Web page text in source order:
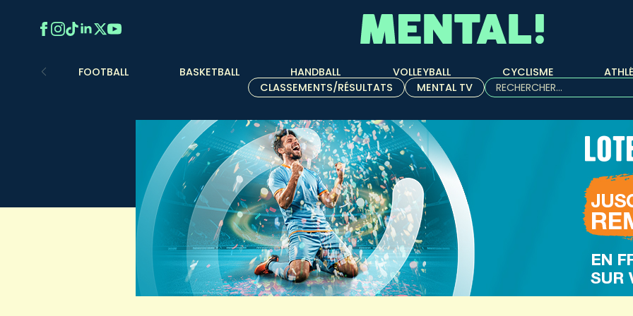
FOOTBALL BASKETBALL HANDBALL VOLLEYBALL CYCLISME
CLASSEMENTS/RÉSULTATS
MENTAL TV
Rechercher :